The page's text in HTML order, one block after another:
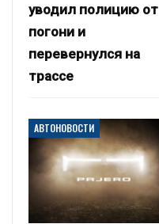
уводил полицию от
погони и
перевернулся на
трассе
АВТОНОВОСТИ